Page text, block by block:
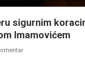
sigurnim
Imamovićem
Na